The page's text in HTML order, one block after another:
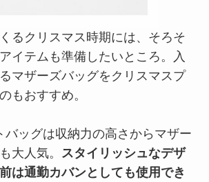
るクリスマス時期には、そろそ
イテムも準備したいところ。入
マザーズバッグをクリスマスプ
もおすすめ。
バッグは収納力の高さからマザー
大人気。 スタイリッシュなデザ
は通勤カバンとしても使用でき